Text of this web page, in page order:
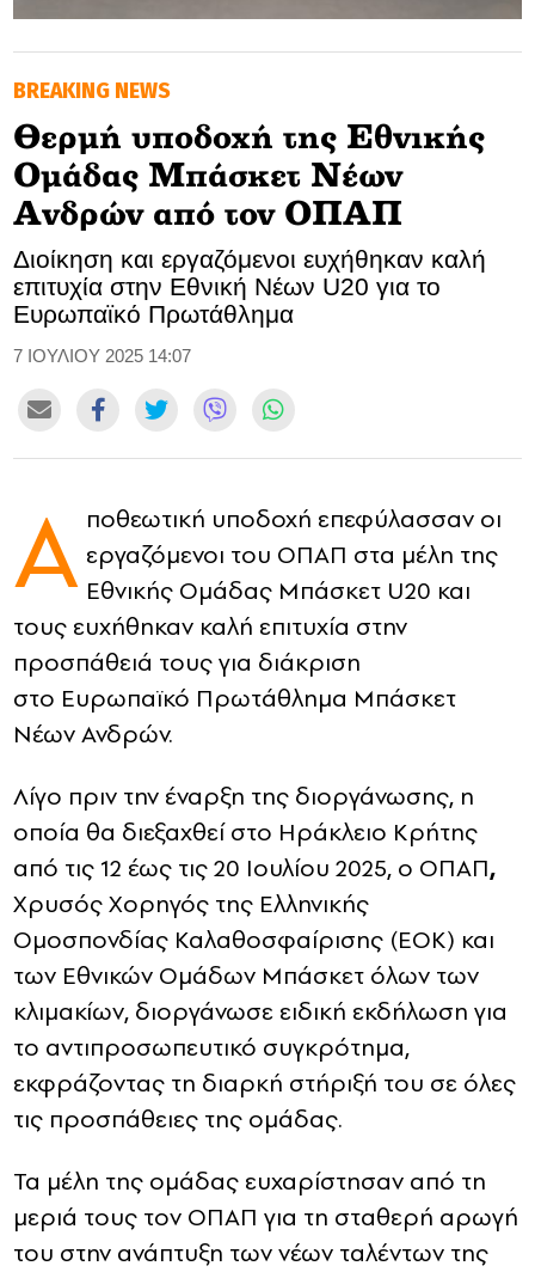
SOOZIE’S FRIENDS
CULTURE
TASTELAND
TECH
HEALTH
MEDIALAND
DRIVE
DIA Y NOCHE
CONTACT
ADVERTISE
BREAKING NEWS
Θερμή υποδοχή της Εθνικής
Ομάδας Μπάσκετ Νέων
Ανδρών από τον ΟΠΑΠ
Διοίκηση και εργαζόμενοι ευχήθηκαν καλή
επιτυχία στην Εθνική Νέων U20 για το
Ευρωπαϊκό Πρωτάθλημα
7 ΙΟΥΛΙΟΥ 2025 14:07
Α ποθεωτική υποδοχή επεφύλασσαν οι
εργαζόμενοι του ΟΠΑΠ στα μέλη της
Εθνικής Ομάδας Μπάσκετ U20 και
τους ευχήθηκαν καλή επιτυχία στην
προσπάθειά τους για διάκριση
στο Ευρωπαϊκό Πρωτάθλημα Μπάσκετ
Νέων Ανδρών.
Λίγο πριν την έναρξη της διοργάνωσης, η
οποία θα διεξαχθεί στο Ηράκλειο Κρήτης
από τις 12 έως τις 20 Ιουλίου 2025, ο ΟΠΑΠ,
Χρυσός Χορηγός της Ελληνικής
Ομοσπονδίας Καλαθοσφαίρισης (ΕΟΚ) και
των Εθνικών Ομάδων Μπάσκετ όλων των
κλιμακίων, διοργάνωσε ειδική εκδήλωση για
το αντιπροσωπευτικό συγκρότημα,
εκφράζοντας τη διαρκή στήριξή του σε όλες
τις προσπάθειες της ομάδας.
Τα μέλη της ομάδας ευχαρίστησαν από τη
μεριά τους τον ΟΠΑΠ για τη σταθερή αρωγή
του στην ανάπτυξη των νέων ταλέντων της